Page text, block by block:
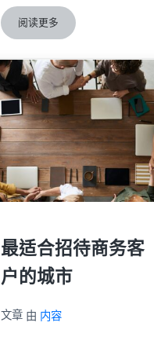
阅读更多仅显示航空公司航班路线
最适合招待商务客
户的城市
文章 由 内容